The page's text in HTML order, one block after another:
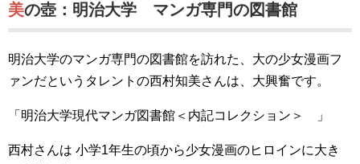
美の壺：明治大学 マンガ専門の図書館
明治大学のマンガ専門の図書館を訪れた、大の少女漫画フ
ァンだというタレントの西村知美さんは、大興奮です。
「明治大学現代マンガ図書館＜内記コレクション＞ 」
西村さんは 小学1年生の頃から少女漫画のヒロインに大き